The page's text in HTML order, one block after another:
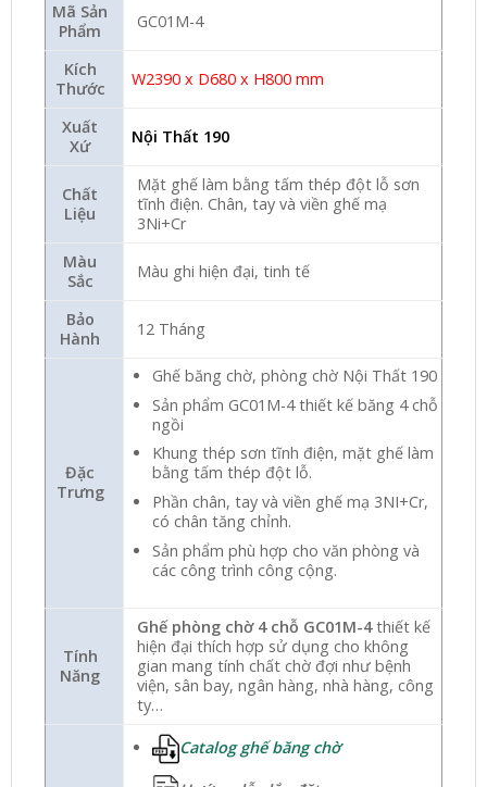
Mã Sản
Phẩm
GC01M-4
Kích
Thước
W2390 x D680 x H800 mm
Xuất
Xứ
Nội Thất 190
Chất
Liệu
Mặt ghế làm bằng tấm thép đột lỗ sơn
tĩnh điện. Chân, tay và viền ghế mạ
3Ni+Cr
Màu
Sắc
Màu ghi hiện đại, tinh tế
Bảo
Hành
12 Tháng
Đặc
Trưng
Ghế băng chờ, phòng chờ Nội Thất 190
Sản phẩm GC01M-4 thiết kế băng 4 chỗ
ngồi
Khung thép sơn tĩnh điện, mặt ghế làm
bằng tấm thép đột lỗ.
Phần chân, tay và viền ghế mạ 3NI+Cr,
có chân tăng chỉnh.
Sản phẩm phù hợp cho văn phòng và
các công trình công cộng.
Tính
Năng
Ghế phòng chờ 4 chỗ GC01M-4thiết kế
hiện đại thích hợp sử dụng cho không
gian mang tính chất chờ đợi như bệnh
viện, sân bay, ngân hàng, nhà hàng, công
ty…
Catalog ghế băng chờ